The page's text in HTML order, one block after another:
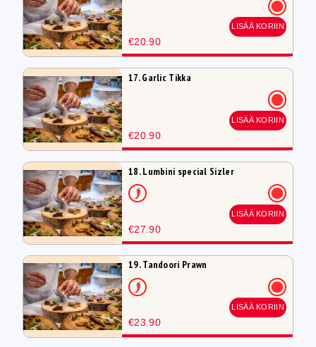
€20.90
LISÄÄ KORIIN
17. Garlic Tikka
€20.90
LISÄÄ KORIIN
18. Lumbini special Sizler
€27.90
LISÄÄ KORIIN
19. Tandoori Prawn
€23.90
LISÄÄ KORIIN